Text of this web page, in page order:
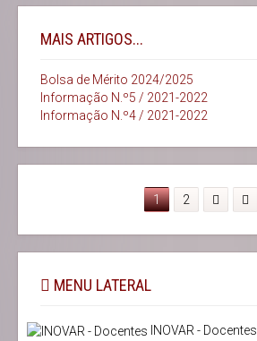
MAIS ARTIGOS...
Bolsa de Mérito 2024/2025
Informação N.º5 / 2021-2022
Informação N.º4 / 2021-2022
1 2
MENU LATERAL
INOVAR - Docentes